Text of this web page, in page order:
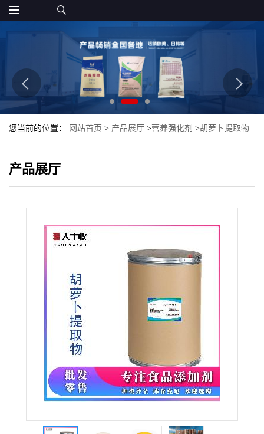
您当前的位置： 网站首页 > 产品展厅 >营养强化剂 >胡萝卜提取物
产品展厅